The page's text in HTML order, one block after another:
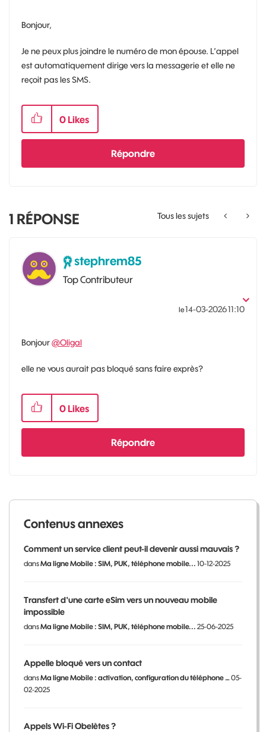
Bonjour,
Je ne peux plus joindre le numéro de mon épouse. L’appel
est automatiquement dirige vers la messagerie et elle ne
reçoit pas les SMS.
0 Likes
Répondre
Tous les sujets
1 RÉPONSE
stephrem85
Top Contributeur
le‎14-03-202611:10
Bonjour@Oligal
elle ne vous aurait pas bloqué sans faire exprès?
0 Likes
Répondre
Contenus annexes
Comment un service client peut-il devenir aussi mauvais ?
dansMa ligne Mobile : SIM, PUK, téléphone mobile... 10-12-2025
Transfert d'une carte eSim vers un nouveau mobile
impossible
dansMa ligne Mobile : SIM, PUK, téléphone mobile... 25-06-2025
Appelle bloqué vers un contact
dansMa ligne Mobile : activation, configuration du téléphone … 05-
02-2025
Appels Wi-Fi Obelètes ?